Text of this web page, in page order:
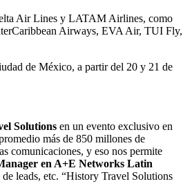
Air Lines y LATAM Airlines, como
Airways, EVA Air, TUI Fly,
de México, a partir del 20 y 21 de
Solutions en un evento exclusivo en
más de 850 millones de
comunicaciones, y eso nos permite
en A+E Networks Latin
leads, etc. “History Travel Solutions